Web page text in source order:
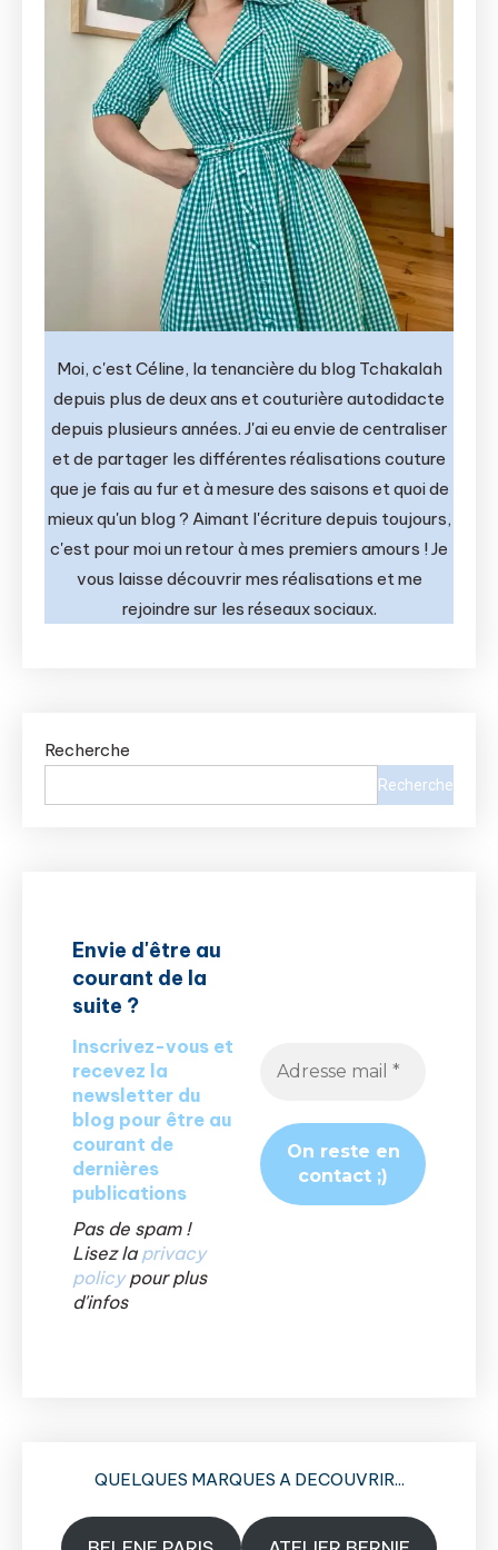
Moi, c'est Céline, la tenancière du blog Tchakalah
depuis plus de deux ans et couturière autodidacte
depuis plusieurs années. J'ai eu envie de centraliser
et de partager les différentes réalisations couture
que je fais au fur et à mesure des saisons et quoi de
mieux qu'un blog ? Aimant l'écriture depuis toujours,
c'est pour moi un retour à mes premiers amours ! Je
vous laisse découvrir mes réalisations et me
rejoindre sur les réseaux sociaux.
Recherche
Recherche
Envie d'être au
courant de la
suite ?
Inscrivez-vous et
recevez la
newsletter du
blog pour être au
courant de
dernières
publications
Pas de spam !
Lisez la privacy
policypour plus
d'infos
QUELQUES MARQUES A DECOUVRIR...